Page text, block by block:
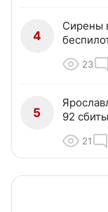
4
Сирены
23
5
92
21